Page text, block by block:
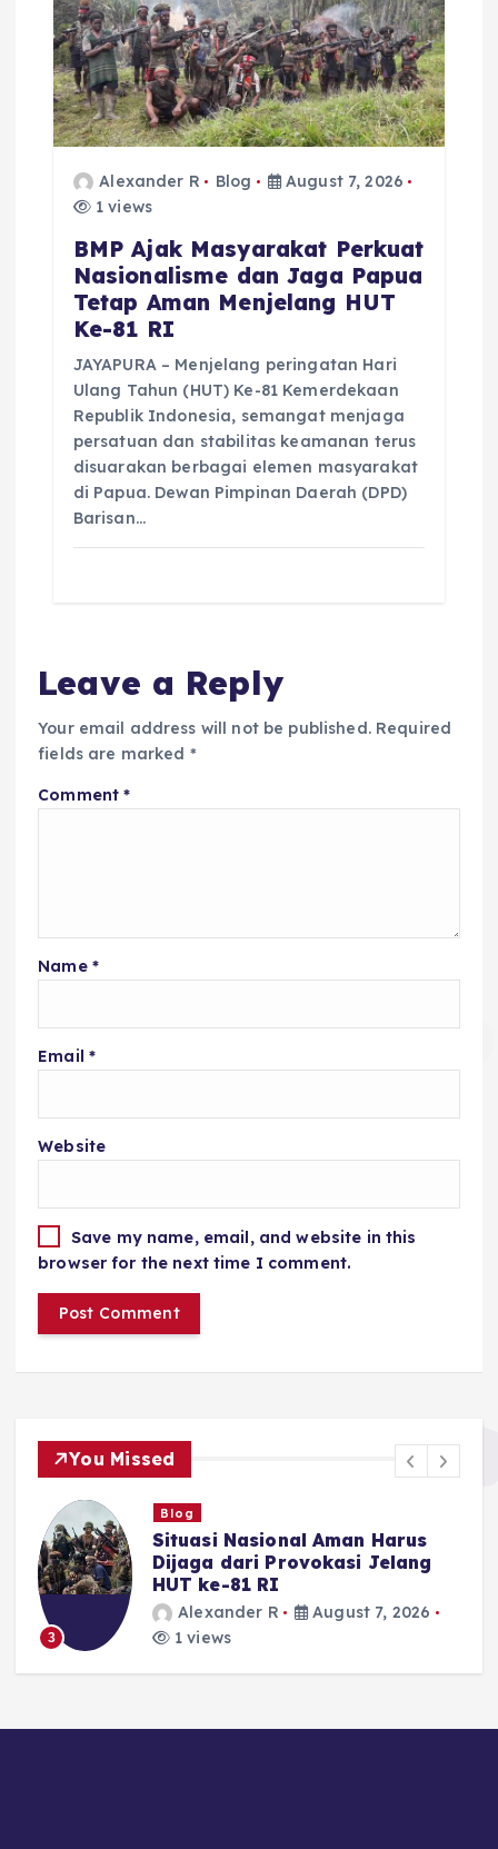
Alexander R Blog
August 7, 2026
1 views
BMP Ajak Masyarakat Perkuat
Nasionalisme dan Jaga Papua
Tetap Aman Menjelang HUT
Ke-81 RI
JAYAPURA – Menjelang peringatan Hari
Ulang Tahun (HUT) Ke-81 Kemerdekaan
Republik Indonesia, semangat menjaga
persatuan dan stabilitas keamanan terus
disuarakan berbagai elemen masyarakat
di Papua. Dewan Pimpinan Daerah (DPD)
Barisan…
Leave a Reply
Your email address will not be published. Required
fields are marked *
Comment*
Name *
Email *
Website
Save my name, email, and website in this
browser for the next time I comment.
You Missed
3
Blog
Situasi Nasional Aman Harus
Dijaga dari Provokasi Jelang
HUT ke-81 RI
Alexander R
August 7, 2026
1 views